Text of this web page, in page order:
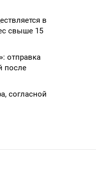
в
свыше 15
отправка
после
согласной